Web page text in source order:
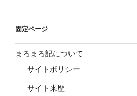
固定ページ
まろまろ記について
サイトポリシー
サイト来歴